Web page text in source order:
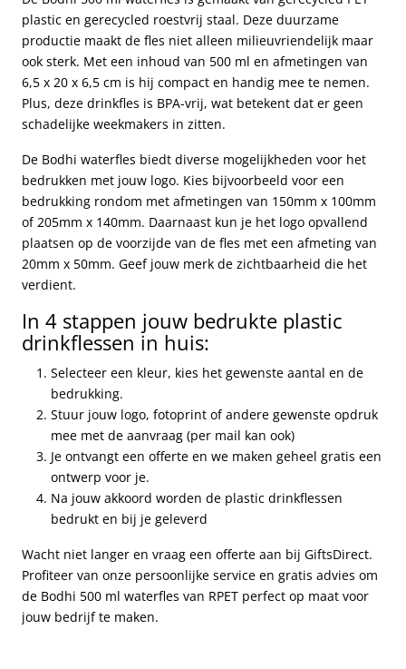
plastic en gerecycled roestvrij staal. Deze duurzame
productie maakt de fles niet alleen milieuvriendelijk maar
ook sterk. Met een inhoud van 500 ml en afmetingen van
6,5 x 20 x 6,5 cm is hij compact en handig mee te nemen.
Plus, deze drinkfles is BPA-vrij, wat betekent dat er geen
schadelijke weekmakers in zitten.
De Bodhi waterfles biedt diverse mogelijkheden voor het
bedrukken met jouw logo. Kies bijvoorbeeld voor een
bedrukking rondom met afmetingen van 150mm x 100mm
of 205mm x 140mm. Daarnaast kun je het logo opvallend
plaatsen op de voorzijde van de fles met een afmeting van
20mm x 50mm. Geef jouw merk de zichtbaarheid die het
verdient.
In 4 stappen jouw bedrukte plastic
drinkflessen in huis:
Selecteer een kleur, kies het gewenste aantal en de
bedrukking.
Stuur jouw logo, fotoprint of andere gewenste opdruk
mee met de aanvraag (per mail kan ook)
Je ontvangt een offerte en we maken geheel gratis een
ontwerp voor je.
Na jouw akkoord worden de plastic drinkflessen
bedrukt en bij je geleverd
Wacht niet langer en vraag een offerte aan bij GiftsDirect.
Profiteer van onze persoonlijke service en gratis advies om
de Bodhi 500 ml waterfles van RPET perfect op maat voor
jouw bedrijf te maken.